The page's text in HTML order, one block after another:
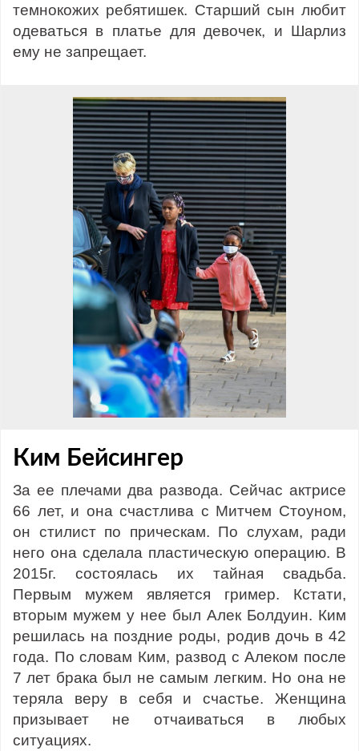
темнокожих ребятишек. Старший сын любит
одеваться в платье для девочек, и Шарлиз
ему не запрещает.
Ким Бейсингер
За ее плечами два развода. Сейчас актрисе
66 лет, и она счастлива с Митчем Стоуном,
он стилист по прическам. По слухам, ради
него она сделала пластическую операцию. В
2015г. состоялась их тайная свадьба.
Первым мужем является гример. Кстати,
вторым мужем у нее был Алек Болдуин. Ким
решилась на поздние роды, родив дочь в 42
года. По словам Ким, развод с Алеком после
7 лет брака был не самым легким. Но она не
теряла веру в себя и счастье. Женщина
призывает не отчаиваться в любых
ситуациях.